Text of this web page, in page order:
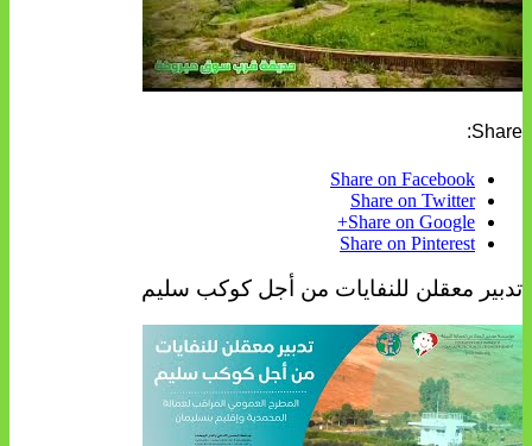
Share:
Share on Facebook
Share on Twitter
Share on Google+
Share on Pinterest
تدبير معقلن للنفايات من أجل كوكب سليم